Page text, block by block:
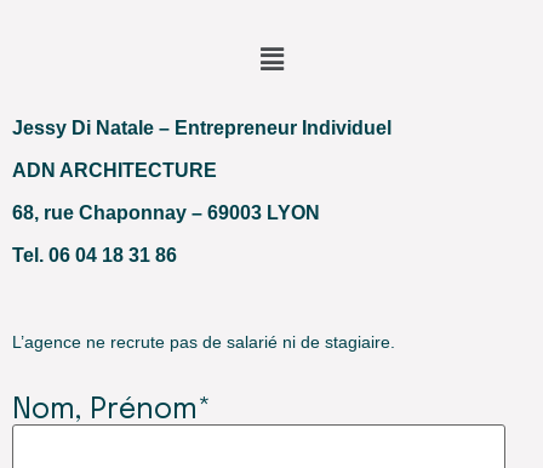
Jessy Di Natale – Entrepreneur Individuel
ADN ARCHITECTURE
68, rue Chaponnay – 69003 LYON
Tel. 06 04 18 31 86
L’agence ne recrute pas de salarié ni de stagiaire.
Nom, Prénom*